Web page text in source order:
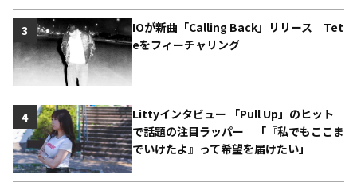
IOが新曲「Calling Back」リリース Tet
eをフィーチャリング
3
Littyインタビュー 「Pull Up」のヒット
で話題の注目ラッパー 「『私でもここま
でいけたよ』って希望を届けたい」
4